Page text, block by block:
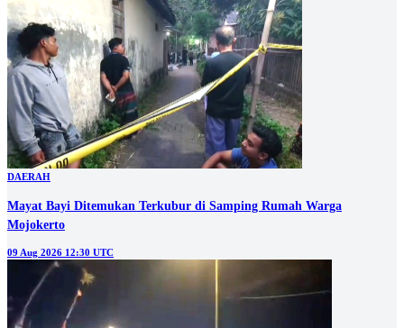
DAERAH
Mayat Bayi Ditemukan Terkubur di Samping Rumah Warga
Mojokerto
09 Aug 2026 12:30 UTC